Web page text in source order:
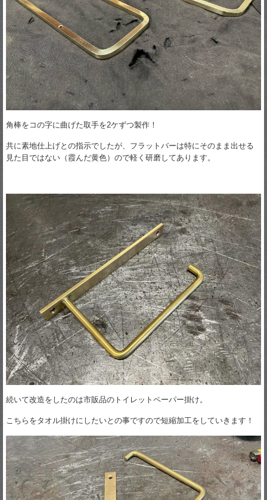
角棒をコの字に曲げた取手を2ケずつ製作！
共に素地仕上げとの指示でしたが、フラットバーは特にそのまま出せる
見た目ではない（霞んだ黄色）ので軽く研磨してあります。
続いて改造をしたのは市販品のトイレットペーパー掛け。
こちらをタオル掛けにしたいとの事ですので短縮加工をしていきます！